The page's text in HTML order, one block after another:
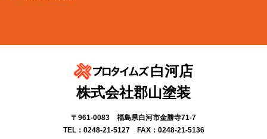
白河店
株式会社郡山塗装
〒961-0083 福島県白河市金勝寺71-7
TEL：0248-21-5127 FAX：0248-21-5136